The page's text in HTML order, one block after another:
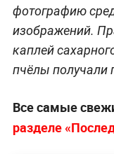
фотографию
изображений.
каплей
пчёлы получали
Все самые
разделе